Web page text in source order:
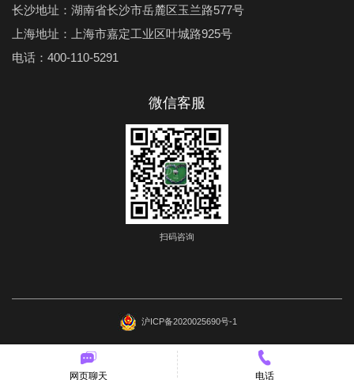
网页聊天 电话
长沙地址：湖南省长沙市岳麓区玉兰路577号
上海地址：上海市嘉定工业区叶城路925号
电话：400-110-5291
微信客服
扫码咨询
沪ICP备2020025690号-1